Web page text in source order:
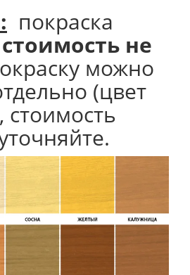
покраска
стоимость не
можно
(цвет